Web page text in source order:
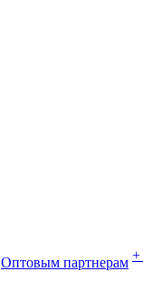
Оптовым партнерам